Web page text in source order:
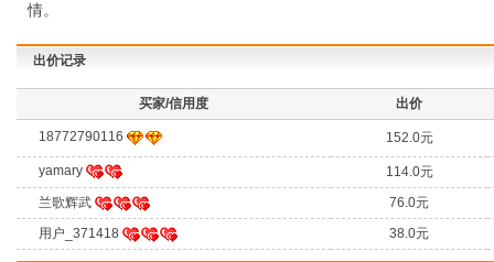
情。
出价记录
买家/信用度 出价
18772790116 152.0元
yamary
114.0元
兰歌辉武
76.0元
用户_371418
38.0元